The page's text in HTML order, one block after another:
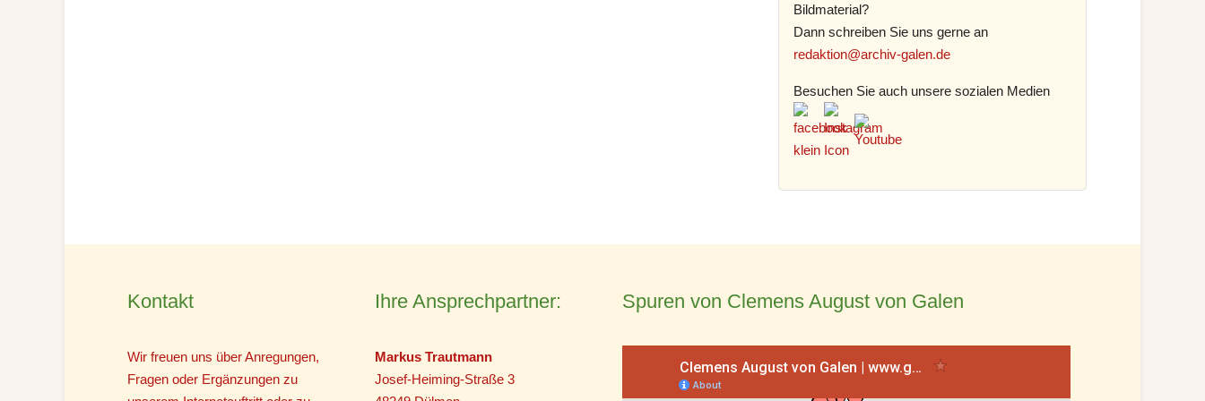
Bildmaterial?
Dann schreiben Sie uns gerne an
redaktion@archiv-galen.de
Besuchen Sie auch unsere sozialen Medien
Kontakt
Wir freuen uns über Anregungen,
Fragen oder Ergänzungen zu
Ihre Ansprechpartner:
Markus Trautmann
Josef-Heiming-Straße 3
Spuren von Clemens August von Galen